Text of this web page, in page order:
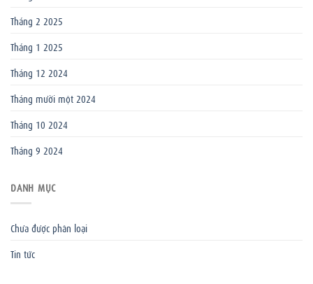
Tháng 2 2025
Tháng 1 2025
Tháng 12 2024
Tháng mười một 2024
Tháng 10 2024
Tháng 9 2024
DANH MỤC
Chưa được phân loại
Tin tức